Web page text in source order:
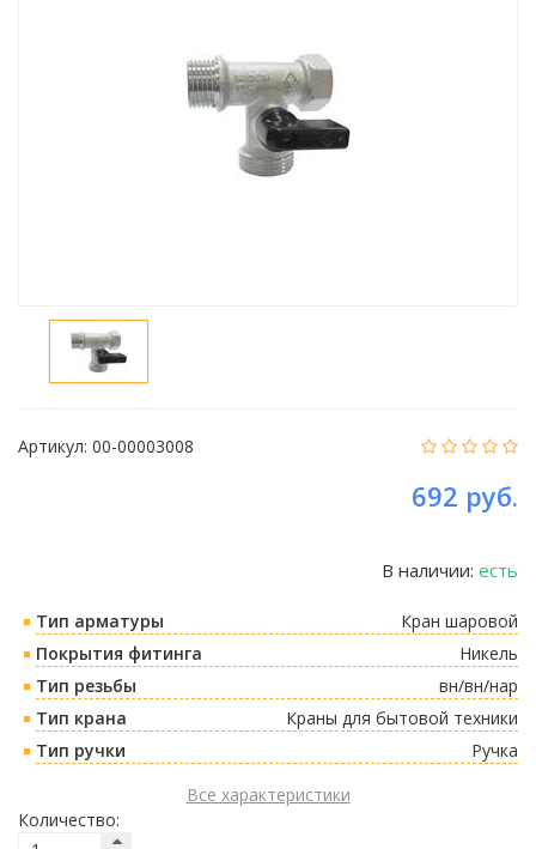
Артикул: 00-00003008
692 руб.
В наличии: есть
Тип арматуры
Кран шаровой
Покрытия фитинга
Никель
Тип резьбы
вн/вн/нар
Тип крана
Краны для бытовой техники
Тип ручки
Ручка
Все характеристики
Количество: